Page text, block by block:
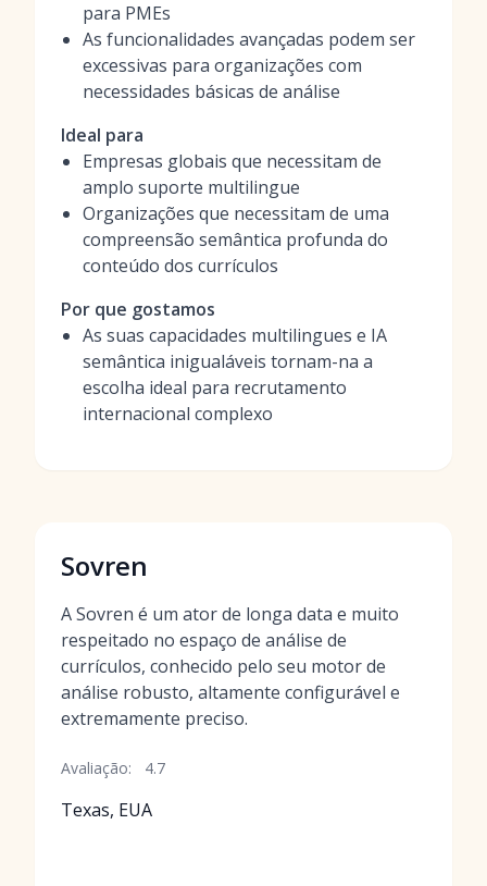
para PMEs
As funcionalidades avançadas podem ser
excessivas para organizações com
necessidades básicas de análise
Ideal para
Empresas globais que necessitam de
amplo suporte multilingue
Organizações que necessitam de uma
compreensão semântica profunda do
conteúdo dos currículos
Por que gostamos
As suas capacidades multilingues e IA
semântica inigualáveis tornam-na a
escolha ideal para recrutamento
internacional complexo
Sovren
A Sovren é um ator de longa data e muito
respeitado no espaço de análise de
currículos, conhecido pelo seu motor de
análise robusto, altamente configurável e
extremamente preciso.
Avaliação: 4.7
Texas, EUA